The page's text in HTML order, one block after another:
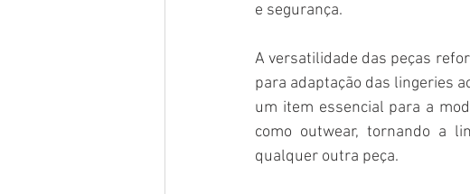
e segurança.
A versatilidade das peças
para adaptação das lingeries
um item essencial para a
como outwear, tornando a
qualquer outra peça.